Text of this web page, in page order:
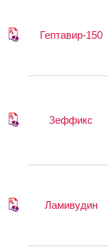
Гептавир-150
Зеффикс
Ламивудин